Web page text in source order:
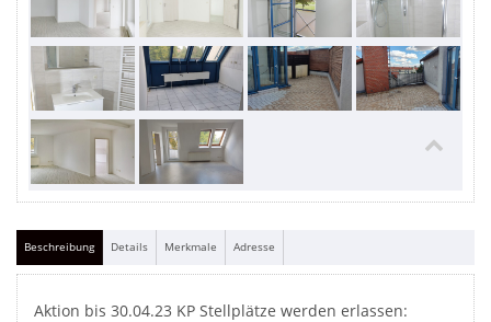
Beschreibung Details Merkmale Adresse
Aktion bis 30.04.23 KP Stellplätze werden erlassen: